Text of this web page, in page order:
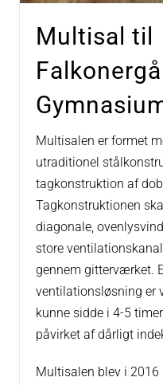
Multisal til
Multisalen er formet
utraditionel
tagkonstruktion af
Tagkonstruktionen
diagonale,
store
gennem gitterværket.
ventilationsløsning er
kunne sidde i 4-5
påvirket af dårligt
Multisalen blev i 2016